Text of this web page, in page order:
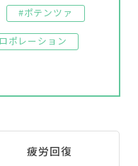
#ポテンツァ
ポレーション
疲労回復